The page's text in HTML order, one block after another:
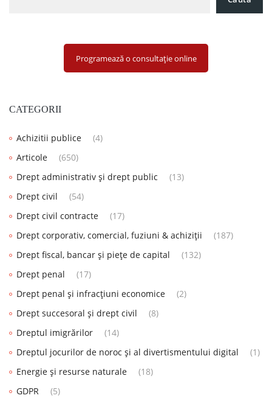
Programează o consultație online
CATEGORII
Achizitii publice
(4)
Articole
(650)
Drept administrativ și drept public
(13)
Drept civil
(54)
Drept civil contracte
(17)
Drept corporativ, comercial, fuziuni & achiziții
(187)
Drept fiscal, bancar și piețe de capital
(132)
Drept penal
(17)
Drept penal și infracțiuni economice
(2)
Drept succesoral și drept civil
(8)
Dreptul imigrărilor
(14)
Dreptul jocurilor de noroc și al divertismentului digital
(1)
Energie și resurse naturale
(18)
GDPR
(5)